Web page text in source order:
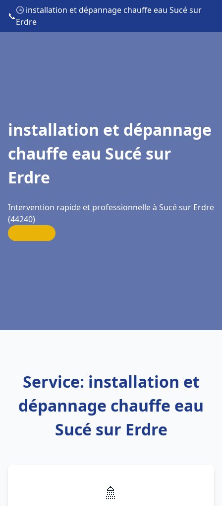
📞
🕒 installation et dépannage chauffe eau Sucé sur
Erdre
installation et dépannage
chauffe eau Sucé sur
Erdre
Intervention rapide et professionnelle à Sucé sur Erdre
(44240)
Service: installation et
dépannage chauffe eau
Sucé sur Erdre
🚿